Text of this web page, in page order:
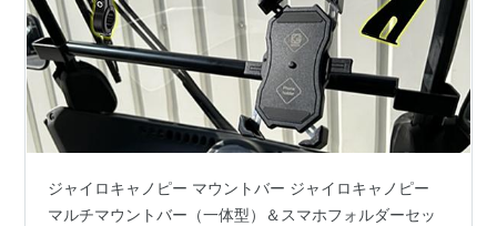
ジャイロキャノピー マウントバー ジャイロキャノピー
マルチマウントバー（一体型）＆スマホフォルダーセッ